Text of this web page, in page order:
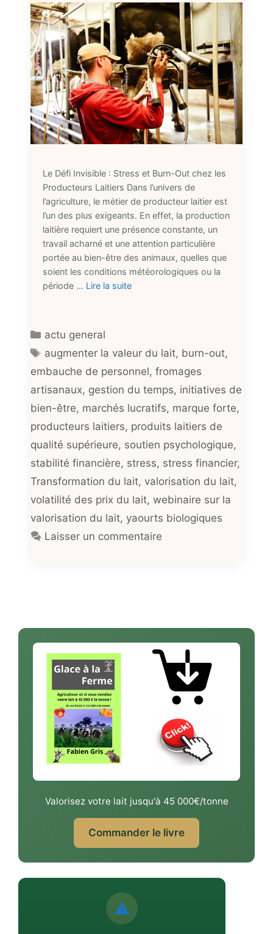
Le Défi Invisible : Stress et Burn-Out chez les
Producteurs Laitiers Dans l’univers de
l’agriculture, le métier de producteur laitier est
l’un des plus exigeants. En effet, la production
laitière requiert une présence constante, un
travail acharné et une attention particulière
portée au bien-être des animaux, quelles que
soient les conditions météorologiques ou la
période … Lire la suite
Catégories
actu general
Étiquettes
augmenter la valeur du lait, burn-out,
embauche de personnel, fromages
artisanaux, gestion du temps, initiatives de
bien-être, marchés lucratifs, marque forte,
producteurs laitiers, produits laitiers de
qualité supérieure, soutien psychologique,
stabilité financière, stress, stress financier,
Transformation du lait, valorisation du lait,
volatilité des prix du lait, webinaire sur la
valorisation du lait, yaourts biologiques
Laisser un commentaire
Valorisez votre lait jusqu'à 45 000€/tonne
Commander le livre
⚠️